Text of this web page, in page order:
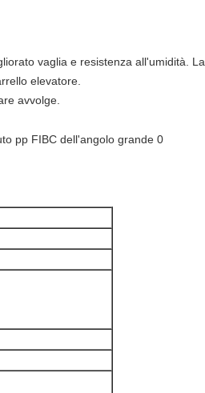
vaglia e resistenza all'umidità. La
elevatore.
avvolge.